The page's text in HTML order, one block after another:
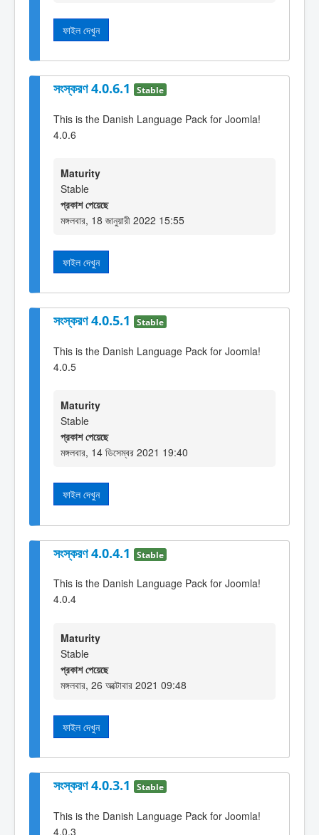
ফাইল দেখুন
সংস্করণ 4.0.6.1 Stable
This is the Danish Language Pack for Joomla!
4.0.6
Maturity
Stable
প্রকাশ পেয়েছে
মঙ্গলবার, 18 জানুয়ারী 2022 15:55
ফাইল দেখুন
সংস্করণ 4.0.5.1 Stable
This is the Danish Language Pack for Joomla!
4.0.5
Maturity
Stable
প্রকাশ পেয়েছে
মঙ্গলবার, 14 ডিসেম্বর 2021 19:40
ফাইল দেখুন
সংস্করণ 4.0.4.1 Stable
This is the Danish Language Pack for Joomla!
4.0.4
Maturity
Stable
প্রকাশ পেয়েছে
মঙ্গলবার, 26 অক্টোবার 2021 09:48
ফাইল দেখুন
সংস্করণ 4.0.3.1 Stable
This is the Danish Language Pack for Joomla!
4.0.3